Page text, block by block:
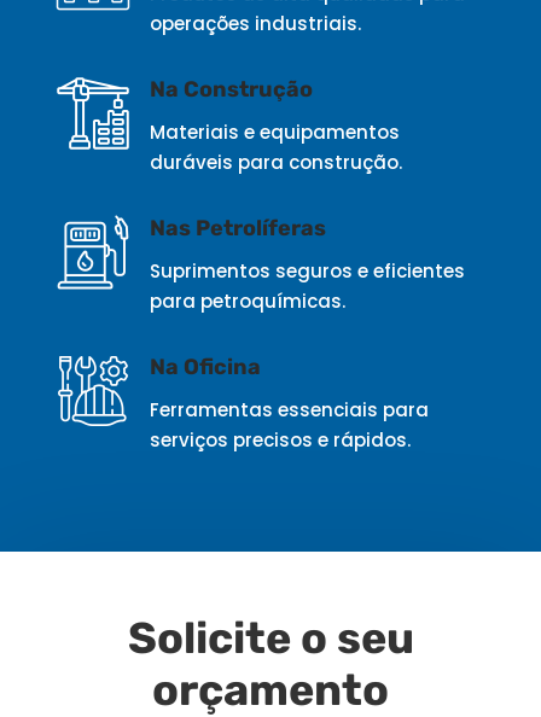
operações industriais.
Na Construção
Materiais e equipamentos
duráveis para construção.
Nas Petrolíferas
Suprimentos seguros e eficientes
para petroquímicas.
Na Oficina
Ferramentas essenciais para
serviços precisos e rápidos.
Solicite o seu
orçamento